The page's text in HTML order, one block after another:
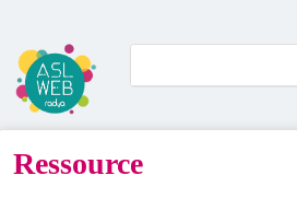
Ressource